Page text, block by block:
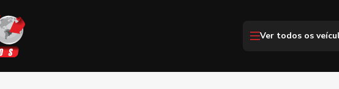
Ver todos os